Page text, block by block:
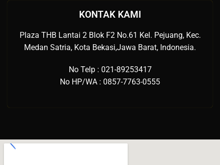
KONTAK KAMI
Plaza THB Lantai 2 Blok F2 No.61 Kel. Pejuang, Kec.
Medan Satria, Kota Bekasi,Jawa Barat, Indonesia.
No Telp : 021-89253417
No HP/WA : 0857-7763-0555